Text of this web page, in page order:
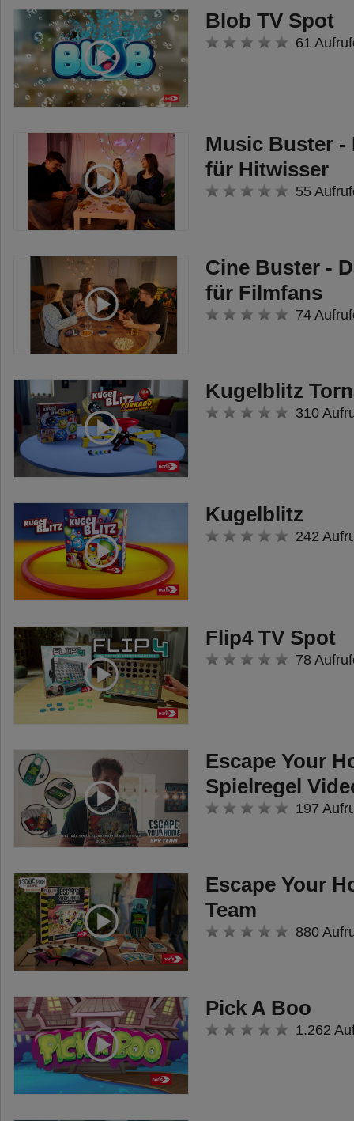
gemeinsam zu gewinnen.
Die interaktiven Umgebungen zu
den Abenteuern sind 360°-
Szenerien mit vielen versteckten
Gegenständen. Nur durch gute
Kommunikation werden die
Spieler alle Aufgaben lösen
können.
In der neuen Chrono Decoder-
App können die Codes schnell
und einfach eingegeben werden.
Der Chrono Decoder aus dem
verwendet werden.
Escape Room Virtual Reality lässt
die Spieler in ganz neue
Spielwelten eintauchen. Die
Spieler sind nicht mehr nur
Spieler, sondern Teil des
Abenteuers. Ein einmaliges
Erlebnis, das niemand so schnell
vergessen wird.
Blob TV Spot
61
Music Buster -
für Hitwisser
55
Cine Buster -
für Filmfans
74
Kugelblitz
310
Kugelblitz
242
Flip4 TV Spot
78
Escape Your
Spielregel
197
Escape Your
Team
880
Pick A Boo
1.262